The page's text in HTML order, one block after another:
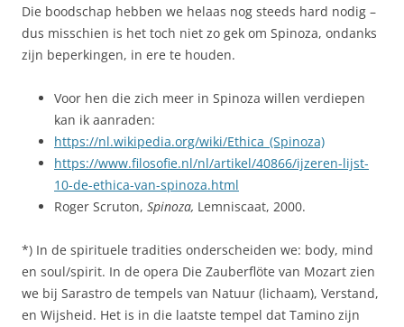
Die boodschap hebben we helaas nog steeds hard nodig –
dus misschien is het toch niet zo gek om Spinoza, ondanks
zijn beperkingen, in ere te houden.
Voor hen die zich meer in Spinoza willen verdiepen
kan ik aanraden:
https://nl.wikipedia.org/wiki/Ethica_(Spinoza)
https://www.filosofie.nl/nl/artikel/40866/ijzeren-lijst-
10-de-ethica-van-spinoza.html
Roger Scruton, Spinoza, Lemniscaat, 2000.
*) In de spirituele tradities onderscheiden we: body, mind
en soul/spirit. In de opera Die Zauberflöte van Mozart zien
we bij Sarastro de tempels van Natuur (lichaam), Verstand,
en Wijsheid. Het is in die laatste tempel dat Tamino zijn